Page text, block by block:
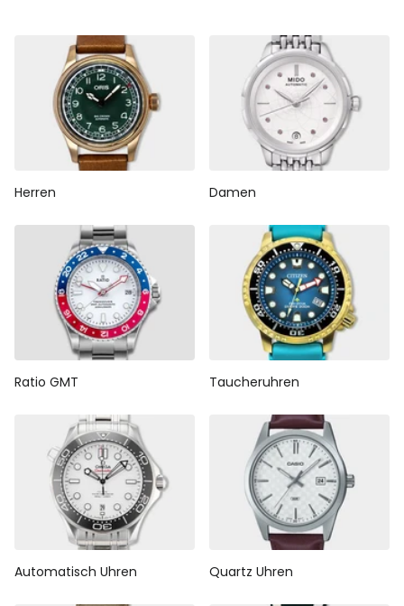
Herren Damen
Ratio GMT Taucheruhren
Automatisch Uhren Quartz Uhren